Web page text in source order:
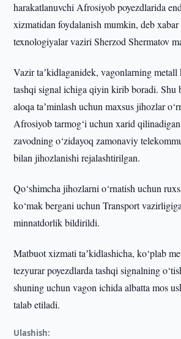
harakatlanuvchi Afrosiyob poyezdlarida
xizmatidan foydalanish mumkin, deb
texnologiyalar vaziri Sherzod Shermatov
Vazir taʼkidlaganidek, vagonlarning metall
tashqi signal ichiga qiyin kirib boradi. Shu
aloqa taʼminlash uchun maxsus jihozlar
Afrosiyob tarmog‘i uchun xarid
zavodning o‘zidayoq zamonaviy
bilan jihozlanishi rejalashtirilgan.
Qo‘shimcha jihozlarni o‘rnatish uchun
ko‘mak bergani uchun Transport
minnatdorlik bildirildi.
Matbuot xizmati taʼkidlashicha, ko‘plab
tezyurar poyezdlarda tashqi signalning
shuning uchun vagon ichida albatta mos
talab etiladi.
Ulashish: